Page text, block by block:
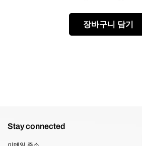
장바구니 담기
Stay connected